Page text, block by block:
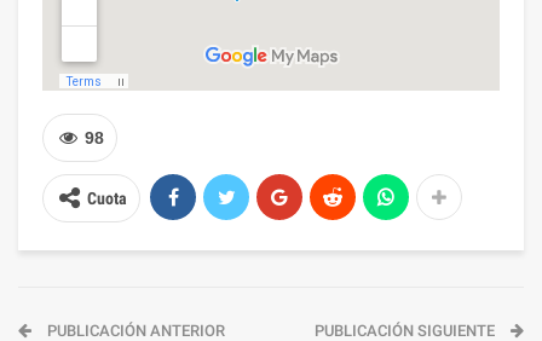
98
Cuota
PUBLICACIÓN ANTERIOR PUBLICACIÓN SIGUIENTE